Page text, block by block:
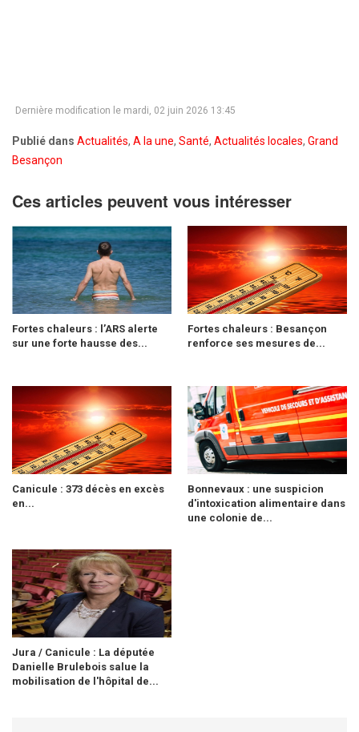
Dernière modification le mardi, 02 juin 2026 13:45
Publié dans Actualités, A la une, Santé, Actualités locales, Grand
Besançon
Ces articles peuvent vous intéresser
Fortes chaleurs : l’ARS alerte
sur une forte hausse des...
Fortes chaleurs : Besançon
renforce ses mesures de...
Canicule : 373 décès en excès
en...
Bonnevaux : une suspicion
d'intoxication alimentaire dans
une colonie de...
Jura / Canicule : La députée
Danielle Brulebois salue la
mobilisation de l'hôpital de...